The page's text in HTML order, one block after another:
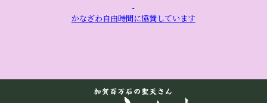
かなざわ自由時間に協賛しています